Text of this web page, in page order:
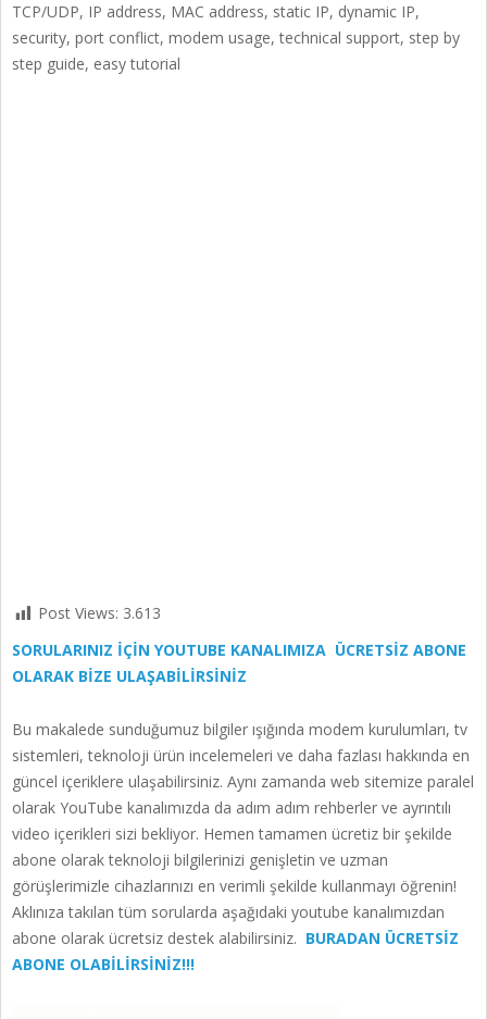
TCP/UDP, IP address, MAC address, static IP, dynamic IP,
security, port conflict, modem usage, technical support, step by
step guide, easy tutorial
Post Views: 3.613
SORULARINIZ İÇİN YOUTUBE KANALIMIZA ÜCRETSİZ ABONE
OLARAK BİZE ULAŞABİLİRSİNİZ
Bu makalede sunduğumuz bilgiler ışığında modem kurulumları, tv
sistemleri, teknoloji ürün incelemeleri ve daha fazlası hakkında en
güncel içeriklere ulaşabilirsiniz. Aynı zamanda web sitemize paralel
olarak YouTube kanalımızda da adım adım rehberler ve ayrıntılı
video içerikleri sizi bekliyor. Hemen tamamen ücretiz bir şekilde
abone olarak teknoloji bilgilerinizi genişletin ve uzman
görüşlerimizle cihazlarınızı en verimli şekilde kullanmayı öğrenin!
Aklınıza takılan tüm sorularda aşağıdaki youtube kanalımızdan
abone olarak ücretsiz destek alabilirsiniz. BURADAN ÜCRETSİZ
ABONE OLABİLİRSİNİZ!!!